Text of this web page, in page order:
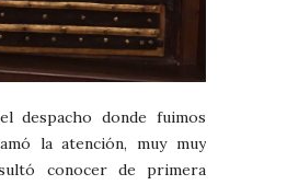
despacho donde fuimos
la atención, muy muy
conocer de primera